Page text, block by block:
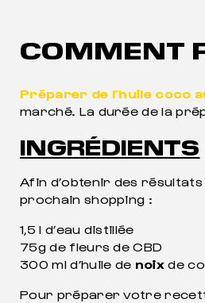
COMMENT
Préparer de l’huile coco
marché. La durée de la
INGRÉDIENTS
Afin d’obtenir des
prochain shopping :
1,5 l d’eau distillée
75g de fleurs de CBD
300 ml d’huile de noix de
Pour préparer votre